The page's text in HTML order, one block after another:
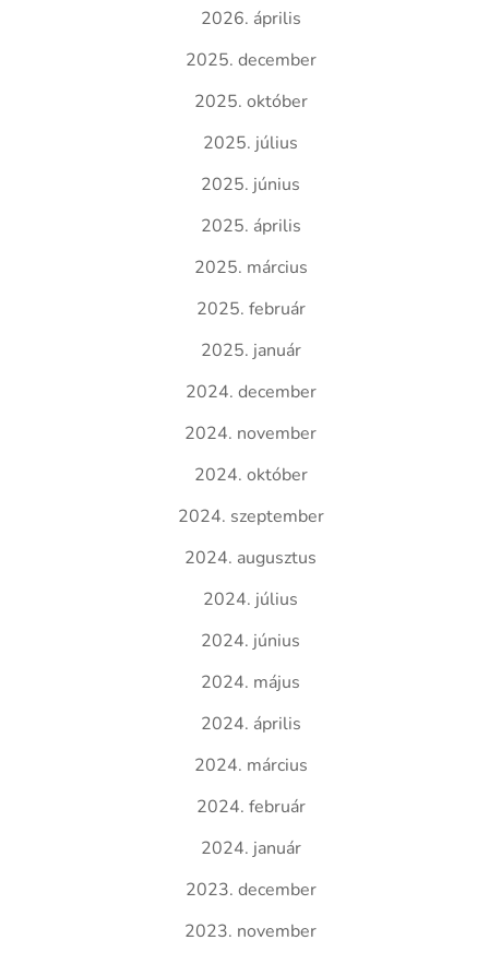
2026. április
2025. december
2025. október
2025. július
2025. június
2025. április
2025. március
2025. február
2025. január
2024. december
2024. november
2024. október
2024. szeptember
2024. augusztus
2024. július
2024. június
2024. május
2024. április
2024. március
2024. február
2024. január
2023. december
2023. november